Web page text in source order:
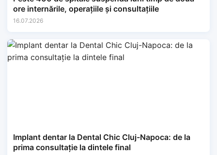
ore internările, operațiile și consultațiile
16.07.2026
Implant dentar la Dental Chic Cluj-Napoca: de la
prima consultație la dintele final